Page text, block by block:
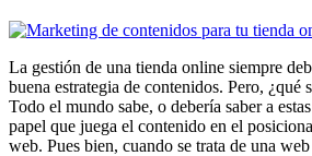
La gestión de una tienda online siempre
buena estrategia de contenidos. Pero, ¿qué
Todo el mundo sabe, o debería saber a
papel que juega el contenido en el
web. Pues bien, cuando se trata de una